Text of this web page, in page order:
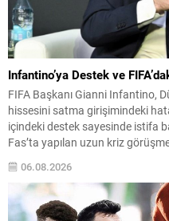
Infantino’ya Destek ve
FIFA Başkanı Gianni Infantino,
hissesini satma girişimindeki
içindeki destek sayesinde istifa
Fas’ta yapılan uzun kriz
Infantino’ya tam destek verdiğini
ulusal federasyonlara verilen
eleştirilere...
06.08.2026